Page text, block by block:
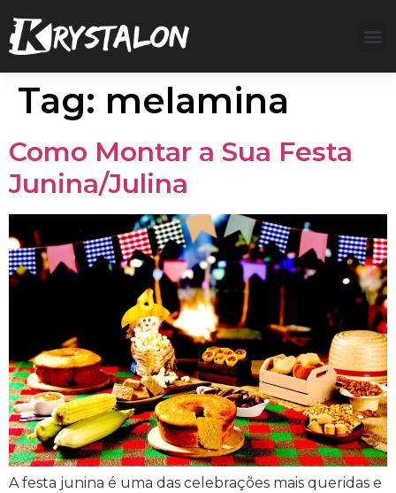
Tag: melamina
Como Montar a Sua Festa
Junina/Julina
A festa junina é uma das celebrações mais queridas e